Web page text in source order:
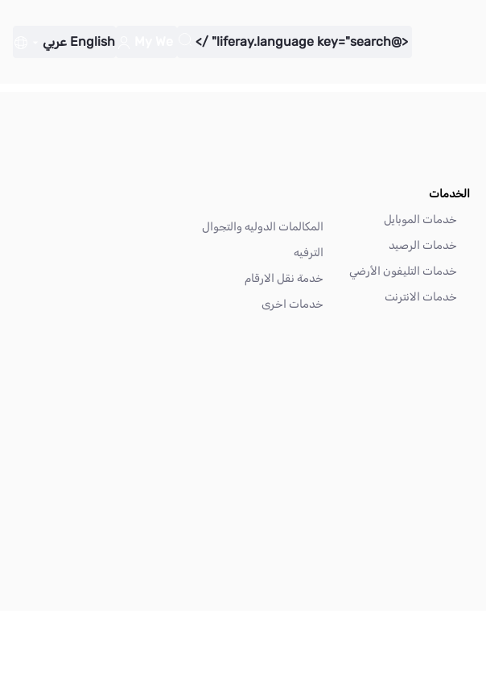
<@liferay.language key="search" />
English عربي
الخدمات
خدمات الموبايل
خدمات الرصيد
خدمات التليفون الأرضي
خدمات الانترنت
المكالمات الدوليه والتجوال
الترفيه
خدمة نقل الارقام
خدمات اخرى